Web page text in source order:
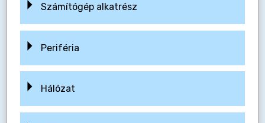
Számítógép alkatrész
Periféria
Hálózat